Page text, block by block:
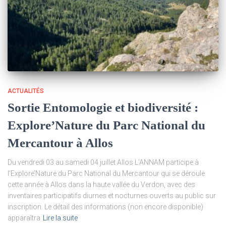
ACTUALITÉS
Sortie Entomologie et biodiversité :
Explore’Nature du Parc National du
Mercantour à Allos
Du vendredi 03 au samedi 04 juillet Allos L’ANNAM participe à
l’Explore’Nature du Parc National du Mercantour qui se déroule
cette année à Allos dans la haute vallée du Verdon, avec des
inventaires participatifs diurnes et nocturnes ouverts au public sur
inscription. Le détail des informations (non encore disponible)
apparaîtra Lire la suite